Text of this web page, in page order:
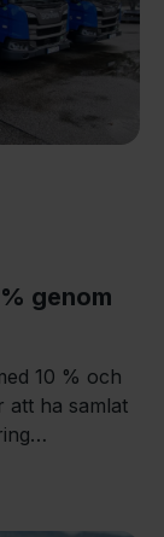
genom
10 % och
ha samlat